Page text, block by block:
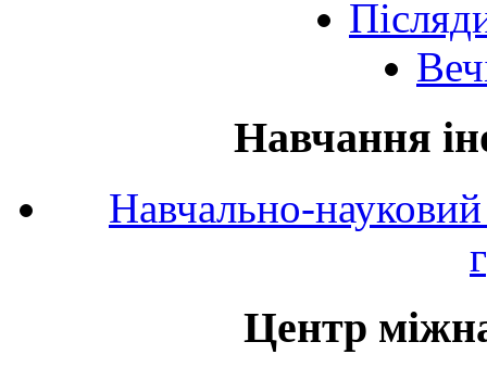
Навчання
Навчально-
Центр